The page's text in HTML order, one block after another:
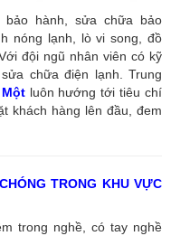
hành, sửa chữa bảo
nóng lạnh, lò vi song, đồ
đội ngũ nhân viên có kỹ
chữa điện lạnh. Trung
luôn hướng tới tiêu chí
khách hàng lên đầu, đem
TRONG KHU VỰC
trong nghề, có tay nghề